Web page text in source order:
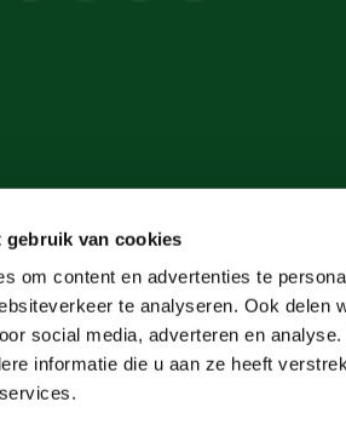
gebruik van cookies
om content en advertenties te
te analyseren. Ook delen
social media, adverteren en
informatie die u aan ze heeft